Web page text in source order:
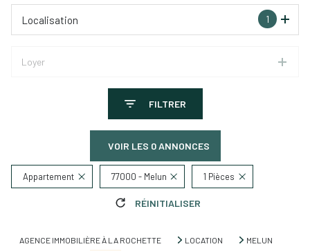
1
Localisation
Loyer
FILTRER
VOIR LES 0ANNONCES
Appartement 77000 - Melun 1 Pièces
RÉINITIALISER
AGENCE IMMOBILIÈRE À LA ROCHETTE LOCATION
MELUN